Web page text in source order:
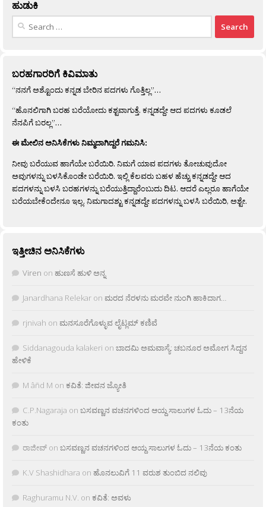
ಹುಡುಕಿ
Search
ಬರಹಗಾರರಿಗೆ ಕಿವಿಮಾತು
“ನನಗೆ ಅಶ್ಟೊಂದು ಕನ್ನಡ ಬೇರಿನ ಪದಗಳು ಗೊತ್ತಿಲ್ಲ”…
“ಹೊನಲಿಗಾಗಿ ಬರಹ ಬರೆಯೋದು ಕಶ್ಟವಾಗುತ್ತೆ. ಕನ್ನಡದ್ದೇ ಆದ ಪದಗಳು ಕೂಡಲೆ
ನೆನಪಿಗೆ ಬರಲ್ಲ”…
ಈ ಮೇಲಿನ ಅನಿಸಿಕೆಗಳು ನಿಮ್ಮದಾಗಿದ್ದರೆ ಗಮನಿಸಿ:
ನೀವು ಬರೆಯುವ ಹಾಗೆಯೇ ಬರೆಯಿರಿ. ನಿಮಗೆ ಯಾವ ಪದಗಳು ತೋಚುವುದೋ
ಅವುಗಳನ್ನು ಬಳಸಿಕೊಂಡೇ ಬರೆಯಿರಿ. ಇಲ್ಲಿ ಕೆಲವರು ಬಹಳ ಹೆಚ್ಚು ಕನ್ನಡದ್ದೇ ಆದ
ಪದಗಳನ್ನು ಬಳಸಿ ಬರಹಗಳನ್ನು ಬರೆಯುತ್ತಿದ್ದಾರೆಂಬುದು ದಿಟ. ಆದರೆ ಎಲ್ಲರೂ ಹಾಗೆಯೇ
ಬರೆಯಬೇಕೆಂದೇನೂ ಇಲ್ಲ. ನಿಮಗಾದಶ್ಟು ಕನ್ನಡದ್ದೇ ಪದಗಳನ್ನು ಬಳಸಿ ಬರೆಯಿರಿ, ಅಶ್ಟೇ.
ಇತ್ತೀಚಿನ ಅನಿಸಿಕೆಗಳು
Viren on ಹುಣಸೆ ಹುಳಿ ಅನ್ನ
Janardhana Relekar on ಮರದ ನೆರಳನು ಮರವೇ ನುಂಗಿ ಹಾಕಿದಾಗ…
rjnivah on ಮನಸೂರೆಗೊಳ್ಳುವ ಲೈಟ್ಲಮ್ ಕಣಿವೆ
Siddanagouda kalakeri on ಬಾದಮಿ ಅಮವಾಸ್ಯೆ: ಚಬನೂರ ಅಮೋಗ ಸಿದ್ದನ
ಹೇಳಿಕೆ
M âñd M on ಕವಿತೆ: ಜೀವನ ಜ್ಯೋತಿ
C.P.Nagaraja on ಬಸವಣ್ಣನ ವಚನಗಳಿಂದ ಆಯ್ದ ಸಾಲುಗಳ ಓದು – 13ನೆಯ
ಕಂತು
ರಾಜೀವ್ on ಬಸವಣ್ಣನ ವಚನಗಳಿಂದ ಆಯ್ದ ಸಾಲುಗಳ ಓದು – 13ನೆಯ ಕಂತು
K.V Shashidhara on ಹೊನಲುವಿಗೆ 11 ವರುಶ ತುಂಬಿದ ನಲಿವು
Raghuramu N.V. on ಕವಿತೆ: ಅವಳು